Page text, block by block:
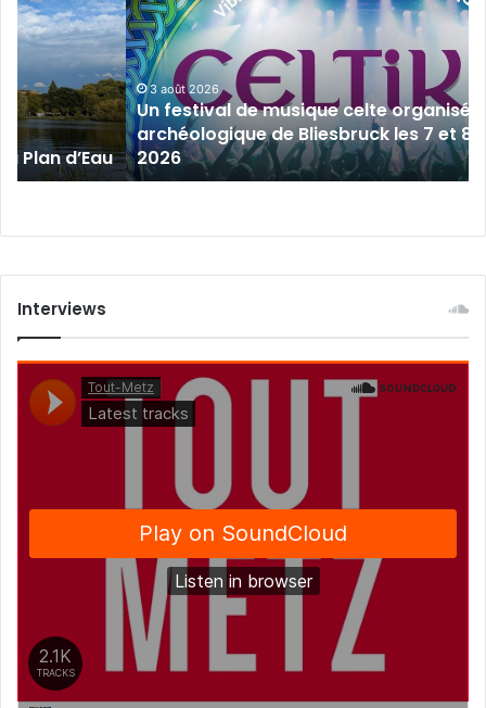
Plan d’Eau
musique
celte
organisé
au
parc
archéologique
de
Bliesbruck
8
3 août 2026
Un festival de musique celte organisé
archéologique de Bliesbruck les 7 et 8
2026
Interviews